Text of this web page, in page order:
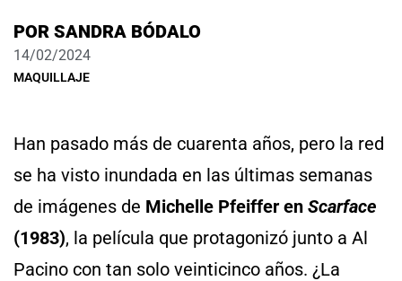
POR SANDRA BÓDALO
14/02/2024
MAQUILLAJE
Han pasado más de cuarenta años, pero la red
se ha visto inundada en las últimas semanas
de imágenes de Michelle Pfeiffer en Scarface
(1983), la película que protagonizó junto a Al
Pacino con tan solo veinticinco años. ¿La